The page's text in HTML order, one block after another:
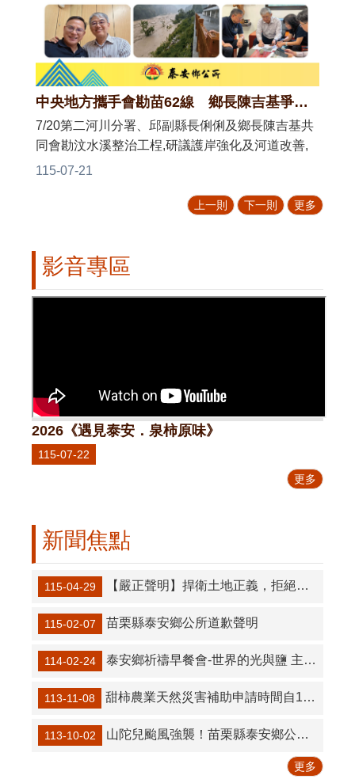
中央地方攜手會勘苗62線 鄉長陳吉基爭取加速改善「生命之路」
115-07-21
7/20第二河川分署、邱副縣長俐俐及鄉長陳吉基共
同會勘汶水溪整治工桯,研議護岸強化及河道改善,
攜手守護清安聚落,齊心守護鄉與公所安全
上一則 下一則 更多
影音專區
2026《遇見泰安．泉柿原味》
115-07-22
更多
新聞焦點
115-04-29 【嚴正聲明】捍衛土地正義，拒絕抹黑影射公所：針對近日誤導鄉親之澄清說明：
115-02-07 苗栗縣泰安鄉公所道歉聲明
114-02-24 泰安鄉祈禱早餐會-世界的光與鹽 主的期許
113-11-08 甜柿農業天然災害補助申請時間自113年11月8日起至11月21日止！
113-10-02 山陀兒颱風強襲！苗栗縣泰安鄉公所一級開設全面備戰 守護鄉民生命安全
更多